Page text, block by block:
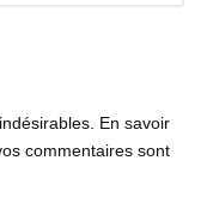
En savoir
commentaires sont